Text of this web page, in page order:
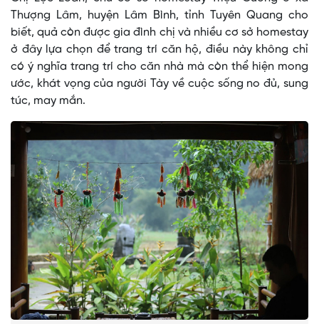
Thượng Lâm, huyện Lâm Bình, tỉnh Tuyên Quang cho
biết, quả còn được gia đình chị và nhiều cơ sở homestay
ở đây lựa chọn để trang trí căn hộ, điều này không chỉ
có ý nghĩa trang trí cho căn nhà mà còn thể hiện mong
ước, khát vọng của người Tày về cuộc sống no đủ, sung
túc, may mắn.